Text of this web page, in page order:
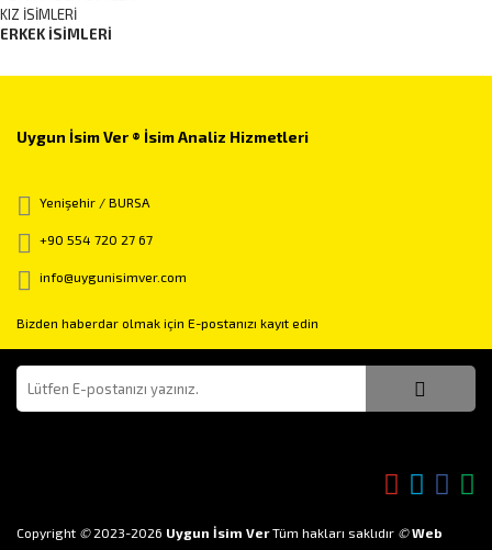
KIZ İSIMLERI
ERKEK İSIMLERI
Uygun İsim Ver ® İsim Analiz Hizmetleri
Yenişehir / BURSA
+90 554 720 27 67
info@uygunisimver.com
Bizden haberdar olmak için E-postanızı kayıt edin
Copyright ©2023-2026 Uygun İsim VerTüm hakları saklıdır © Web